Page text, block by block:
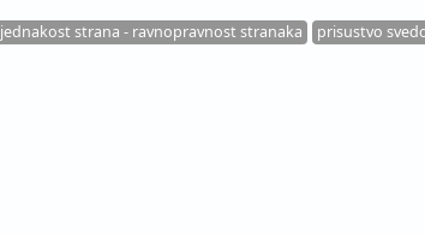
jednakost strana - ravnopravnost stranaka prisustvo